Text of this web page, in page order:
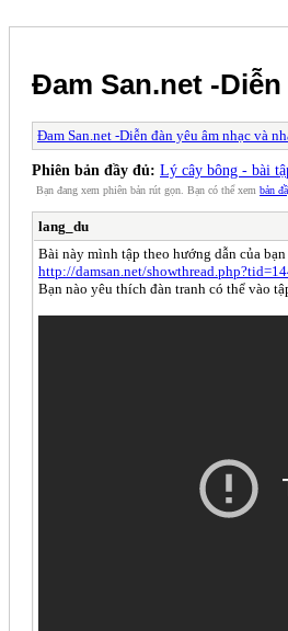
Đam San.net -
Đam San.net -Diễn đàn yêu âm nhạc và
Phiên bản đầy đủ: Lý cây bông - bài
Bạn đang xem phiên bản rút gọn. Bạn có thể xem bản
lang_du
Bài này mình tập theo hướng dẫn của
http://damsan.net/
Bạn nào yêu thích đàn tranh có thể vào